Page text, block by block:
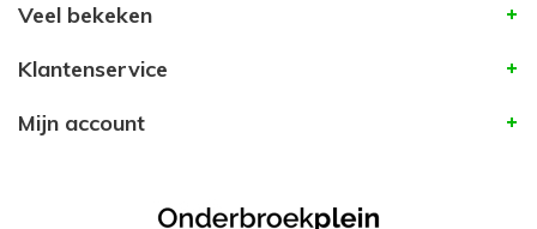
Veel bekeken
Klantenservice
Mijn account